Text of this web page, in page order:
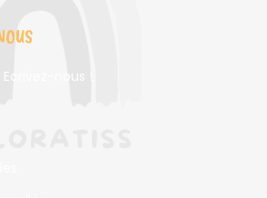
nous !